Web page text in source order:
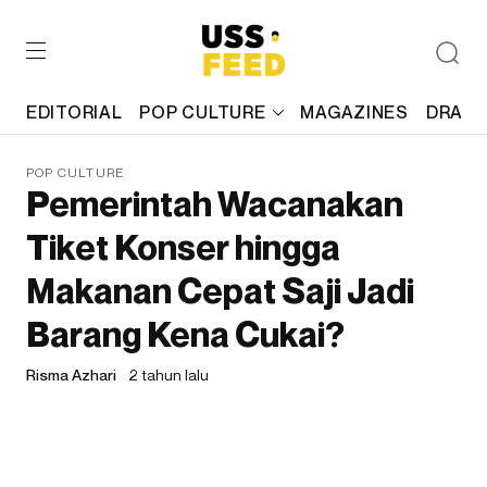
EDITORIAL POP CULTURE MAGAZINES
POP CULTURE
Pemerintah Wacanakan
Tiket Konser hingga
Makanan Cepat Saji Jadi
Barang Kena Cukai?
Risma Azhari 2 tahun lalu